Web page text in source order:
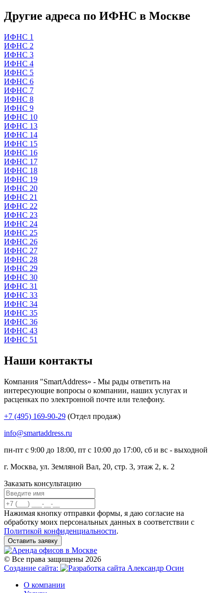
Другие адреса по ИФНС в Москве
ИФНС 1
ИФНС 2
ИФНС 3
ИФНС 4
ИФНС 5
ИФНС 6
ИФНС 7
ИФНС 8
ИФНС 9
ИФНС 10
ИФНС 13
ИФНС 14
ИФНС 15
ИФНС 16
ИФНС 17
ИФНС 18
ИФНС 19
ИФНС 20
ИФНС 21
ИФНС 22
ИФНС 23
ИФНС 24
ИФНС 25
ИФНС 26
ИФНС 27
ИФНС 28
ИФНС 29
ИФНС 30
ИФНС 31
ИФНС 33
ИФНС 34
ИФНС 35
ИФНС 36
ИФНС 43
ИФНС 51
Наши контакты
Компания "SmartAddress» - Мы рады ответить на
интересующие вопросы о компании, наших услугах и
расценках по электронной почте или телефону.
+7 (495) 169-90-29 (Отдел продаж)
info@smartaddress.ru
пн-пт с 9:00 до 18:00, пт с 10:00 до 17:00, сб и вс - выходной
г. Москва, ул. Земляной Вал, 20, стр. 3, этаж 2, к. 2
Заказать консультацию
Нажимая кнопку отправки формы, я даю согласие на
обработку моих персональных данных в соответствии с
Политикой конфиденциальности.
Оставить заявку
© Все права защищены 2026
Создание сайта:
О компании